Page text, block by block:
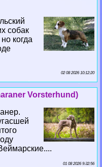
собак
когда
02 08 2026 10:12:20
Vorsterhund)
01 08 2026 9:32:56